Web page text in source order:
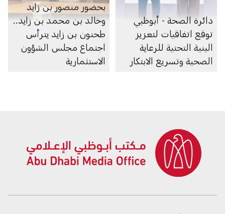
دائرة الصحة - أبوظبي
توقع اتفاقيات لتعزيز
البنية التحتية للرعاية
الصحية وتسريع الابتكار
بحضور منصور بن زايد
وخالد بن محمد بن زايد..
طحنون بن زايد يترأس
اجتماع مجلس الشؤون
الاستثمارية